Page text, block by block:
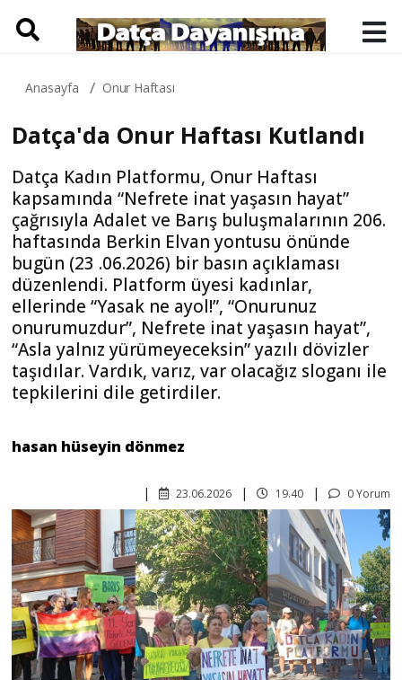
Anasayfa Onur Haftası
Datça'da Onur Haftası Kutlandı
Datça Kadın Platformu, Onur Haftası
kapsamında “Nefrete inat yaşasın hayat”
çağrısıyla Adalet ve Barış buluşmalarının 206.
haftasında Berkin Elvan yontusu önünde
bugün (23 .06.2026) bir basın açıklaması
düzenlendi. Platform üyesi kadınlar,
ellerinde “Yasak ne ayol!”, “Onurunuz
onurumuzdur”, Nefrete inat yaşasın hayat”,
“Asla yalnız yürümeyeceksin” yazılı dövizler
taşıdılar. Vardık, varız, var olacağız sloganı ile
tepkilerini dile getirdiler.
hasan hüseyin dönmez
0 Yorum
19.40
23.06.2026